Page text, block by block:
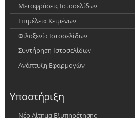
Μεταφράσεις Ιστοσελίδων
Επιμέλεια Κειμένων
Φιλοξενία Ιστοσελίδων
Συντήρηση Ιστοσελίδων
Ανάπτυξη Εφαρμογών
Υποστήριξη
Νέο Αίτημα Εξυπηρέτησης